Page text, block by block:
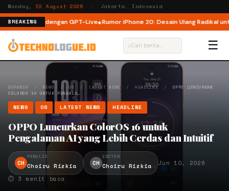
Monday, 10 August 2026 · Jakarta, Indonesia
BREAKING
Natural dengan GPT-Live Rumor iPhone 20: Desain Ulang Radikal
⌕ ☰
BERANDA / NEWS /OS / LATEST NEWS/HEADLINE/ OPPO LUNCURKAN
COLOROS 16 UNTUK PENGALA…
NEWS OS LATEST NEWS HEADLINE
OPPO Luncurkan ColorOS 16 untuk
Pengalaman AI yang Lebih Cerdas dan Intuitif
CH
PENULIS
Choiru Rizkia CH
EDITOR
Choiru Rizkia
Jun 10, 2026
⏱ 3 menit baca